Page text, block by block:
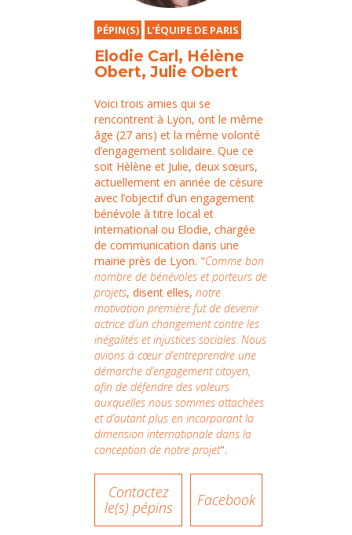
PÉPIN(S) L’ÉQUIPE DE PARIS
Elodie Carl, Hélène
Obert, Julie Obert
Voici trois amies qui se
rencontrent à Lyon, ont le même
âge (27 ans) et la même volonté
d’engagement solidaire. Que ce
soit Hèlène et Julie, deux sœurs,
actuellement en année de césure
avec l’objectif d’un engagement
bénévole à titre local et
international ou Elodie, chargée
de communication dans une
mairie près de Lyon. "Comme bon
nombre de bénévoles et porteurs de
projets, disent elles, notre
motivation première fut de devenir
actrice d’un changement contre les
inégalités et injustices sociales. Nous
avions à cœur d’entreprendre une
démarche d’engagement citoyen,
afin de défendre des valeurs
auxquelles nous sommes attachées
et d’autant plus en incorporant la
dimension internationale dans la
conception de notre projet".
Contactez
le(s) pépins
Facebook